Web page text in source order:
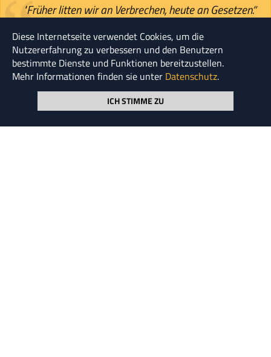
"Früher litten wir an Verbrechen, heute an Gesetzen.“
Seite durchsuchen
© HENSKE 2026
Diese Internetseite verwendet Cookies, um die
Nutzererfahrung zu verbessern und den Benutzern
bestimmte Dienste und Funktionen bereitzustellen.
Mehr Informationen finden sie unter Datenschutz.
ICH STIMME ZU